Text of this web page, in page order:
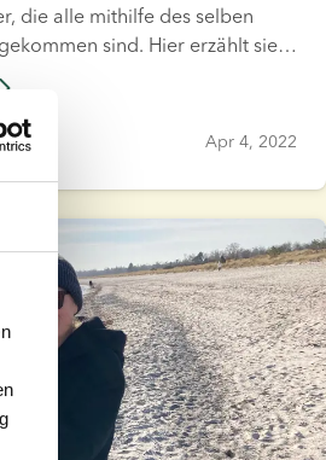
die alle mithilfe des selben
sind. Hier erzählt sie,
sich auf die Suche nach ihren
Apr 4, 2022